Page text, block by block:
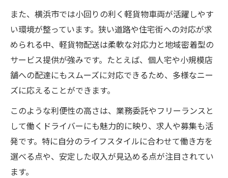
軽貨物配送で実現する柔軟な物流対応
顧客満足度を高める利便性の追求方法
神奈川県横浜市における配送効率アップ術
軽貨物配送を活かした効率アップのコツ
自立型ドライバーが実践する時短テクニッ
横浜市の狭い道路で工夫する配送術
利便性重視の効率的なルート選定方法
配送コスト削減と自立支援の両立戦略
また、横浜市では小回りの利く軽貨物車両が活躍しやす
い環境が整っています。狭い道路や住宅街への対応が求
められる中、軽貨物配送は柔軟な対応力と地域密着型の
サービス提供が強みです。たとえば、個人宅や小規模店
舗への配達にもスムーズに対応できるため、多様なニー
ズに応えることができます。
このような利便性の高さは、業務委託やフリーランスと
して働くドライバーにも魅力的に映り、求人や募集も活
発です。特に自分のライフスタイルに合わせて働き方を
選べる点や、安定した収入が見込める点が注目されてい
ます。